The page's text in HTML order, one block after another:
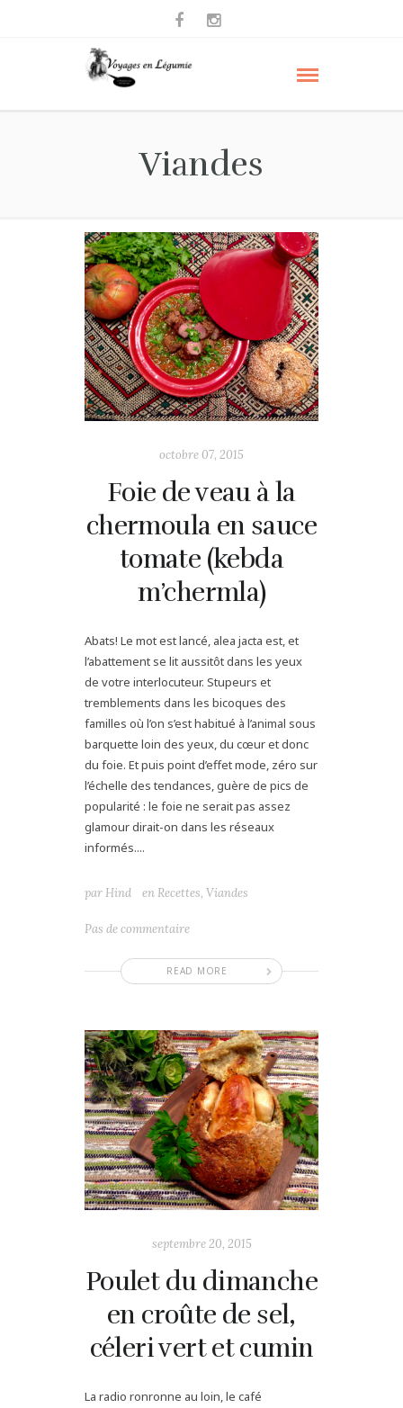
Viandes
octobre 07, 2015
Foie de veau à la
chermoula en sauce
tomate (kebda
m’chermla)
Abats! Le mot est lancé, alea jacta est, et
l’abattement se lit aussitôt dans les yeux
de votre interlocuteur. Stupeurs et
tremblements dans les bicoques des
familles où l’on s’est habitué à l’animal sous
barquette loin des yeux, du cœur et donc
du foie. Et puis point d’effet mode, zéro sur
l’échelle des tendances, guère de pics de
popularité : le foie ne serait pas assez
glamour dirait-on dans les réseaux
informés....
READ MORE
par Hind en Recettes, Viandes
Pas de commentaire
septembre 20, 2015
Poulet du dimanche
en croûte de sel,
céleri vert et cumin
La radio ronronne au loin, le café